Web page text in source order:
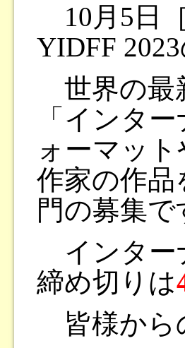
10月5日
YIDFF
世界の最
「インタ
ォーマッ
作家の作品
門の募集で
インター
締め切りは
皆様から